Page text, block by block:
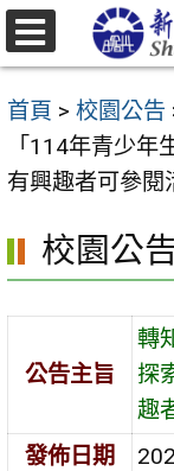
跳
至
要
容
首頁 > 校園公告
「114年青少年
有興趣者可參閱
校園公
公告主旨
轉
探
趣
發佈日期
選
單